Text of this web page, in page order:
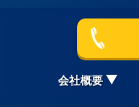
会社概要